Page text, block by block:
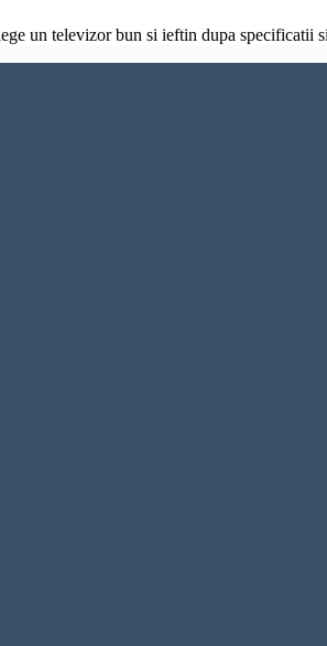
un televizor bun si ieftin dupa specificatii